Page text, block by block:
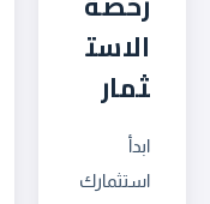
الاست
ثمار
ابدأ
استثمارك